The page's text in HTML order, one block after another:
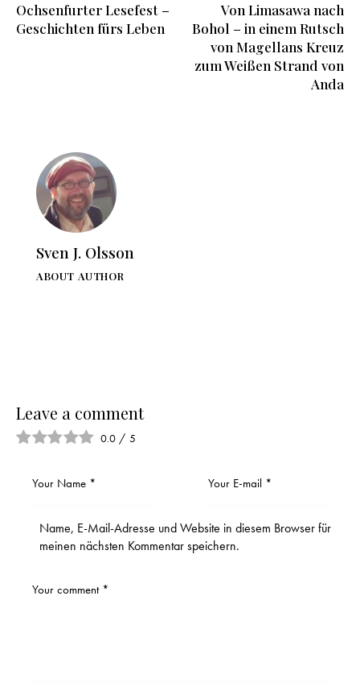
Ochsenfurter Lesefest –
Geschichten fürs Leben
Von Limasawa nach
Bohol – in einem Rutsch
von Magellans Kreuz
zum Weißen Strand von
Anda
Sven J. Olsson
ABOUT AUTHOR
Leave a comment
0.0 / 5
Name, E-Mail-Adresse und Website in diesem Browser für
meinen nächsten Kommentar speichern.